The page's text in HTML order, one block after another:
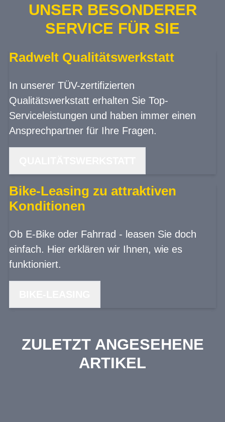
UNSER BESONDERER
SERVICE FÜR SIE
Radwelt Qualitätswerkstatt
In unserer TÜV-zertifizierten
Qualitätswerkstatt erhalten Sie Top-
Serviceleistungen und haben immer einen
Ansprechpartner für Ihre Fragen.
Bike-Leasing zu attraktiven
Konditionen
Ob E-Bike oder Fahrrad - leasen Sie doch
einfach. Hier erklären wir Ihnen, wie es
funktioniert.
ZULETZT ANGESEHENE
ARTIKEL